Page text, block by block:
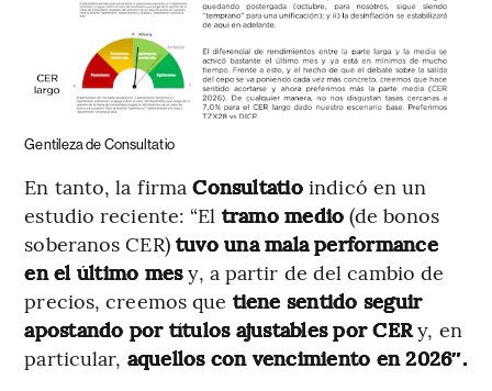
Gentileza de Consultatio
En tanto, la firmaConsultatioindicó en un
estudio reciente: “El tramo medio(de bonos
soberanos CER) tuvo una mala performance
en el último mesy, a partir de del cambio de
precios, creemos que tiene sentido seguir
apostando por títulos ajustables por CERy, en
particular, aquellos con vencimiento en 2026″.